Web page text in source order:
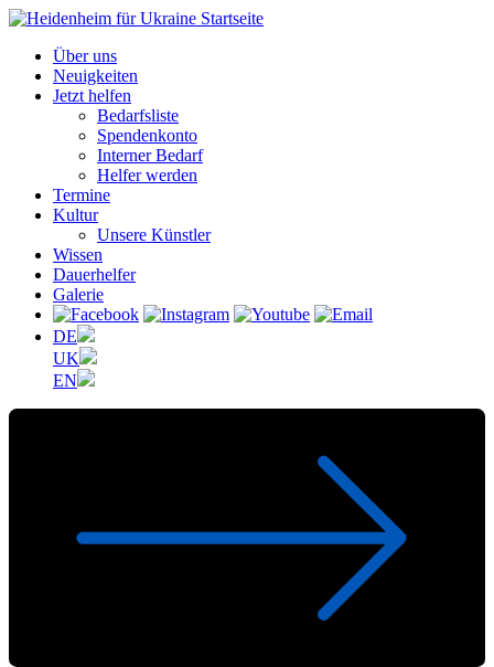
Über uns
Neuigkeiten
Jetzt helfen
Bedarfsliste
Spendenkonto
Interner Bedarf
Helfer werden
Termine
Kultur
Unsere Künstler
Wissen
Dauerhelfer
Galerie
DE
UK
EN